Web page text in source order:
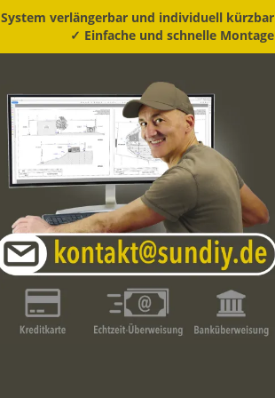
verlängerbar und individuell kürzbar
✓ Einfache und schnelle Montage